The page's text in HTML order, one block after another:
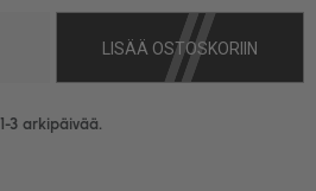
mg, 90 kaps.
LISÄÄ OSTOSKORIIN
3 arkipäivää.